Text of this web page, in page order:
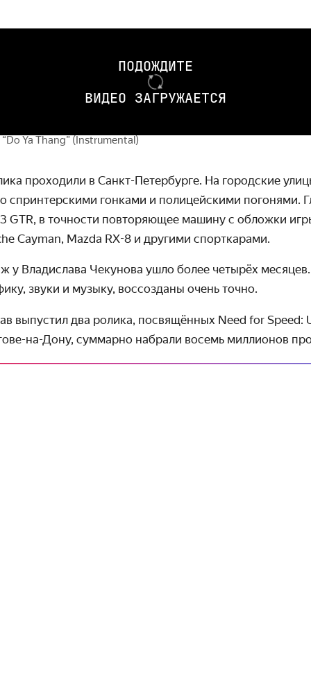
ПОДОЖДИТЕ
ВИДЕО ЗАГРУЖАЕТСЯ
Evolution VIII @jababar Ford Mustang GT @sergey.andronow
@dee.pill My instagram @chekunov_v PLEASE NOTE: this
is not a game and not a trailer. No money was made from this
Mohrman 'Superstars' Remix) ILS - “Feed the Addiction”
Ya Thang” (Instrumental)
проходили в Санкт-Петер­бурге. На город­ские
спринтер­скими гонками и полицей­скими погонями.
GTR, в точности повторя­ющее машину с обложки
Cayman, Mazda RX-8 и другими спорткарами.
у Владислава Чекунова ушло более четырёх
звуки и музыку, воссоз­даны очень точно.
выпустил два ролика, посвящённых Need for Speed:
на-Дону, суммарно набрали восемь миллионов